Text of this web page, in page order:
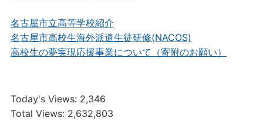
名古屋市立高等学校紹介
名古屋市高校生海外派遣生徒研修(NACOS)
高校生の夢実現応援事業について（寄附のお願い）
Today's Views: 2,346
Total Views: 2,632,803